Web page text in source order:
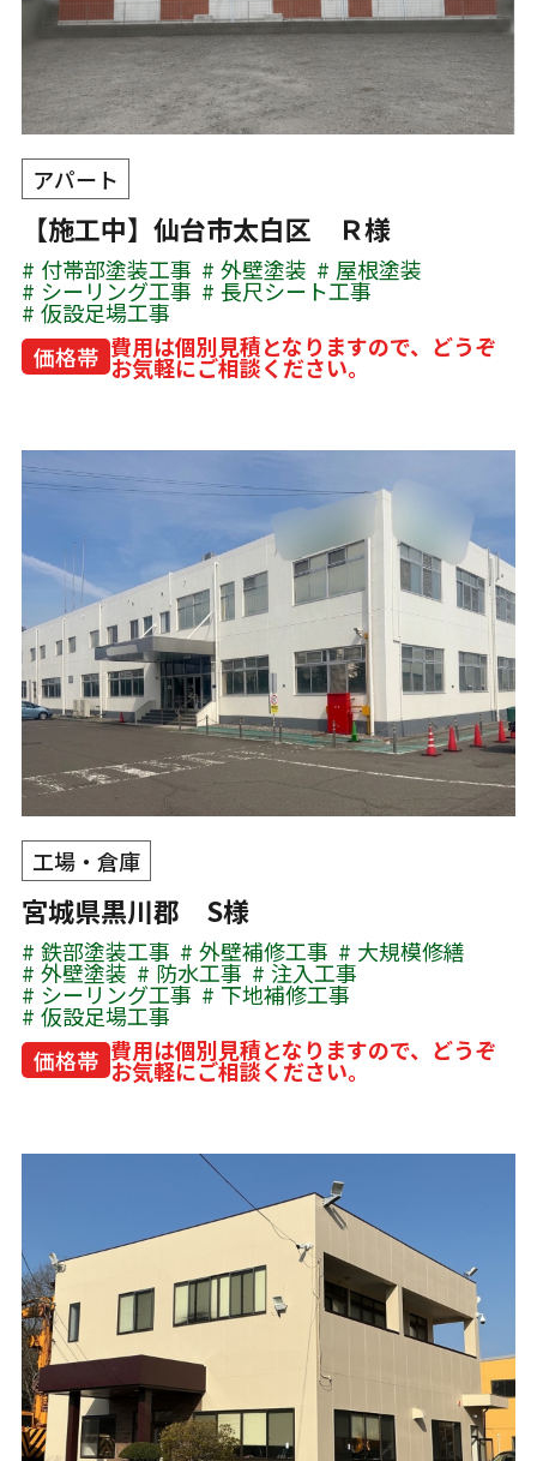
アパート
【施工中】仙台市太白区 Ｒ様
付帯部塗装工事 外壁塗装 屋根塗装
シーリング工事 長尺シート工事
仮設足場工事
価格帯 費用は個別見積となりますので、どうぞ
お気軽にご相談ください。
工場・倉庫
宮城県黒川郡 S様
鉄部塗装工事 外壁補修工事 大規模修繕
外壁塗装 防水工事 注入工事
シーリング工事 下地補修工事
仮設足場工事
価格帯 費用は個別見積となりますので、どうぞ
お気軽にご相談ください。